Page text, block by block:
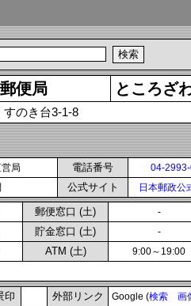
便局 ところざ
のき台3-1-8
局 電話番号 04-
公式サイト 日本郵政公
郵便窓口 (土) -
貯金窓口 (土) -
ATM (土) 9:00～19:00
印 外部リンク Google (検索 画